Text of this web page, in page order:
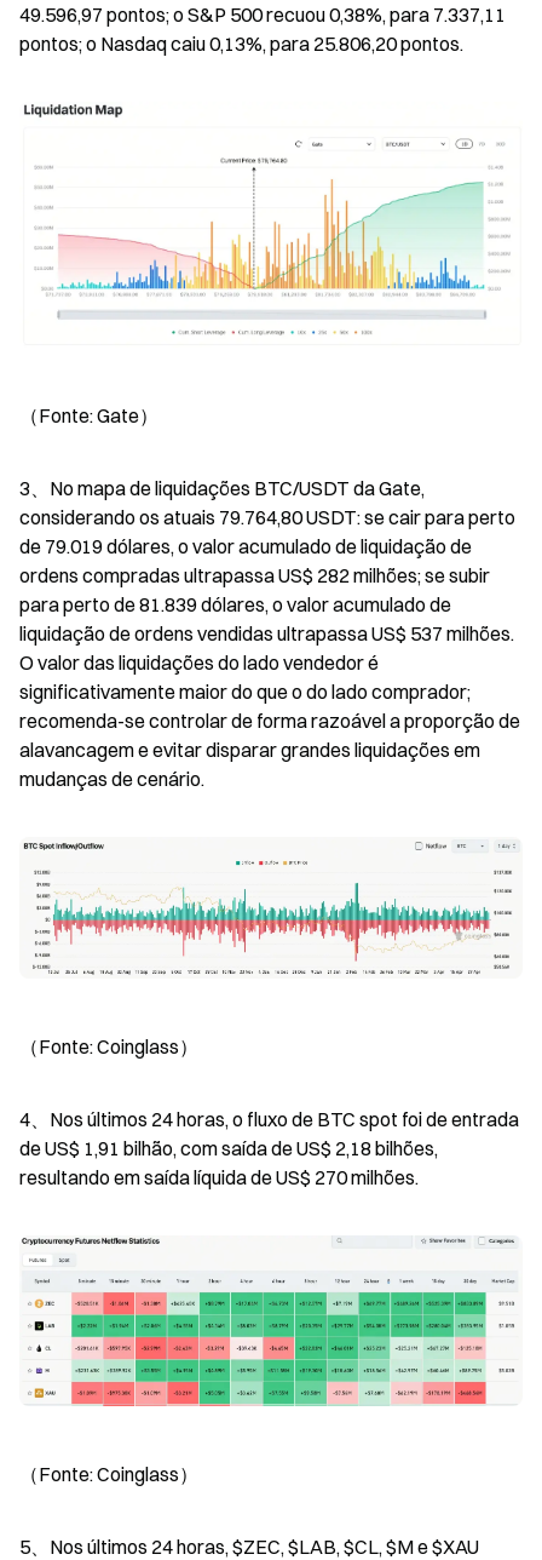
49.596,97 pontos; o S&P 500 recuou 0,38%, para 7.337,11
pontos; o Nasdaq caiu 0,13%, para 25.806,20 pontos.
（Fonte: Gate）
3、No mapa de liquidações BTC/USDT da Gate,
considerando os atuais 79.764,80 USDT: se cair para perto
de 79.019 dólares, o valor acumulado de liquidação de
ordens compradas ultrapassa US$ 282 milhões; se subir
para perto de 81.839 dólares, o valor acumulado de
liquidação de ordens vendidas ultrapassa US$ 537 milhões.
O valor das liquidações do lado vendedor é
significativamente maior do que o do lado comprador;
recomenda-se controlar de forma razoável a proporção de
alavancagem e evitar disparar grandes liquidações em
mudanças de cenário.
（Fonte: Coinglass）
4、Nos últimos 24 horas, o fluxo de BTC spot foi de entrada
de US$ 1,91 bilhão, com saída de US$ 2,18 bilhões,
resultando em saída líquida de US$ 270 milhões.
（Fonte: Coinglass）
5、Nos últimos 24 horas, $ZEC, $LAB, $CL, $M e $XAU